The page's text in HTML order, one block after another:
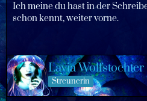
Ich meine du hast in der
schon kennt, weiter vorne.
Layia Wolfstochter
Streunerin